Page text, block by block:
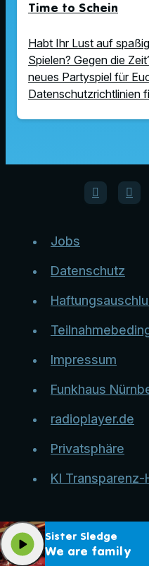
Time to Schein
Habt Ihr Lust auf
Spielen? Gegen die
neues Partyspiel für
Datenschutzrichtlinien
Jobs
Datenschutz
Impressum
Funkhaus
radioplayer.de
Privatsphäre
KI Transparenz-
Sister Sledge
We are family
play_arrow